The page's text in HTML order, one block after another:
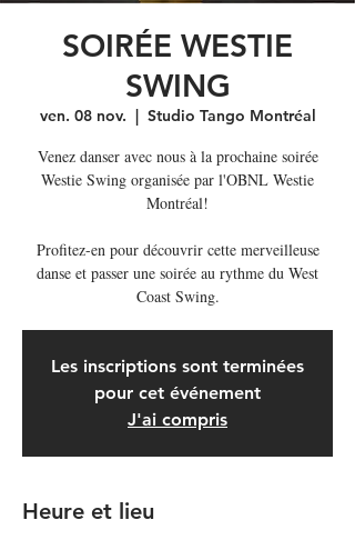
SOIRÉE WESTIE
SWING
ven. 08 nov.
  |
Studio Tango Montréal
Venez danser avec nous à la prochaine soirée
Westie Swing organisée par l'OBNL Westie
Montréal!
Profitez-en pour découvrir cette merveilleuse
danse et passer une soirée au rythme du West
Coast Swing.
Les inscriptions sont terminées
pour cet événement
J'ai compris
Heure et lieu